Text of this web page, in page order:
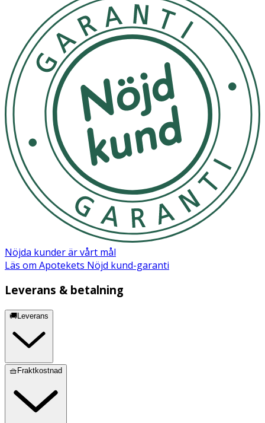
Nöjda kunder är vårt mål
Läs om Apotekets Nöjd kund-garanti
Leverans & betalning
🚚Leverans
🧺Fraktkostnad